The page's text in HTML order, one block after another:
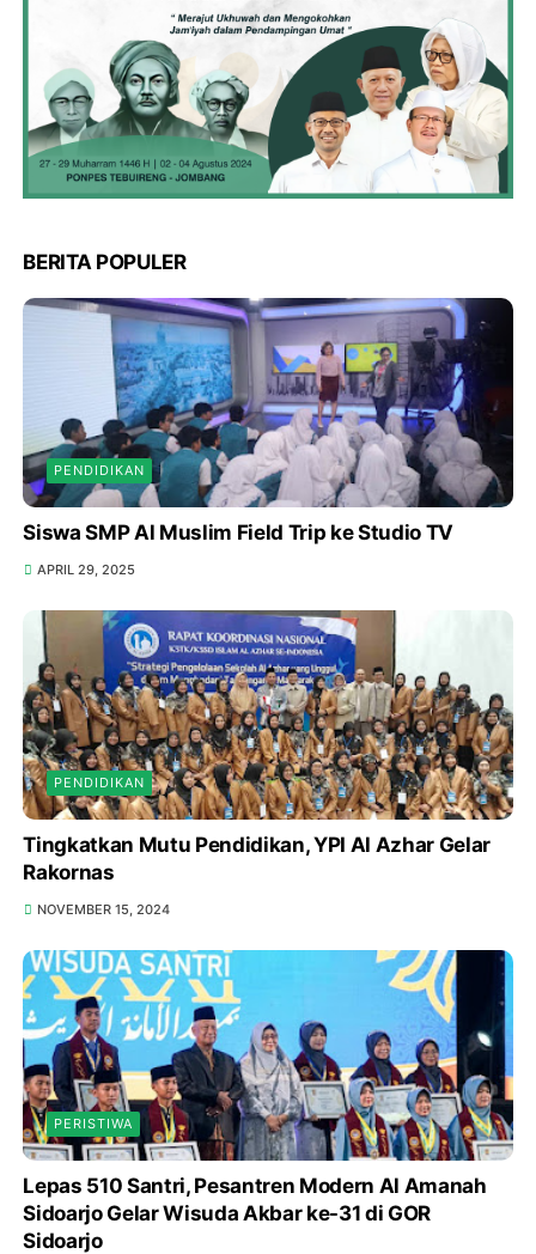
BERITA POPULER
PENDIDIKAN
Siswa SMP Al Muslim Field Trip ke Studio TV
APRIL 29, 2025
PENDIDIKAN
Tingkatkan Mutu Pendidikan, YPI Al Azhar Gelar
Rakornas
NOVEMBER 15, 2024
PERISTIWA
Lepas 510 Santri, Pesantren Modern Al Amanah
Sidoarjo Gelar Wisuda Akbar ke-31 di GOR
Sidoarjo